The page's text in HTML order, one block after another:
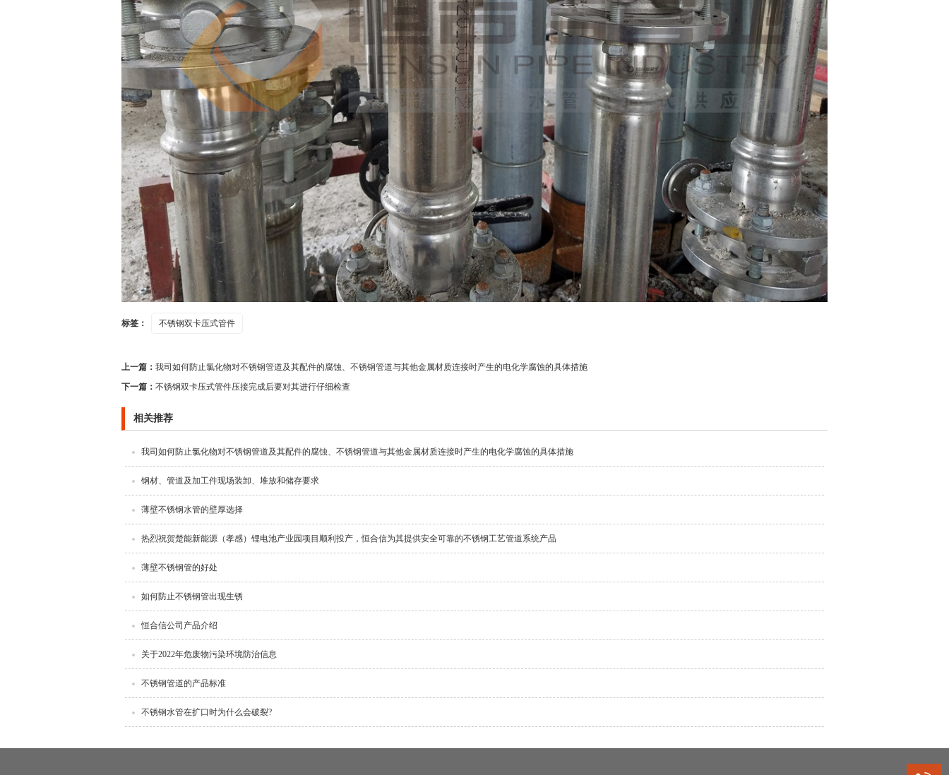
标签： 不锈钢双卡压式管件
上一篇： 我司如何防止氯化物对不锈钢管道及其配件的腐蚀、不锈钢管道与其他金属材质连接时产生的电化学腐蚀的具体措施
下一篇： 不锈钢双卡压式管件压接完成后要对其进行仔细检查
相关推荐
我司如何防止氯化物对不锈钢管道及其配件的腐蚀、不锈钢管道与其他金属材质连接时产生的电化学腐蚀的具体措施
钢材、管道及加工件现场装卸、堆放和储存要求
薄壁不锈钢水管的壁厚选择
热烈祝贺楚能新能源（孝感）锂电池产业园项目顺利投产，恒合信为其提供安全可靠的不锈钢工艺管道系统产品
薄壁不锈钢管的好处
如何防止不锈钢管出现生锈
恒合信公司产品介绍
关于2022年危废物污染环境防治信息
不锈钢管道的产品标准
不锈钢水管在扩口时为什么会破裂?